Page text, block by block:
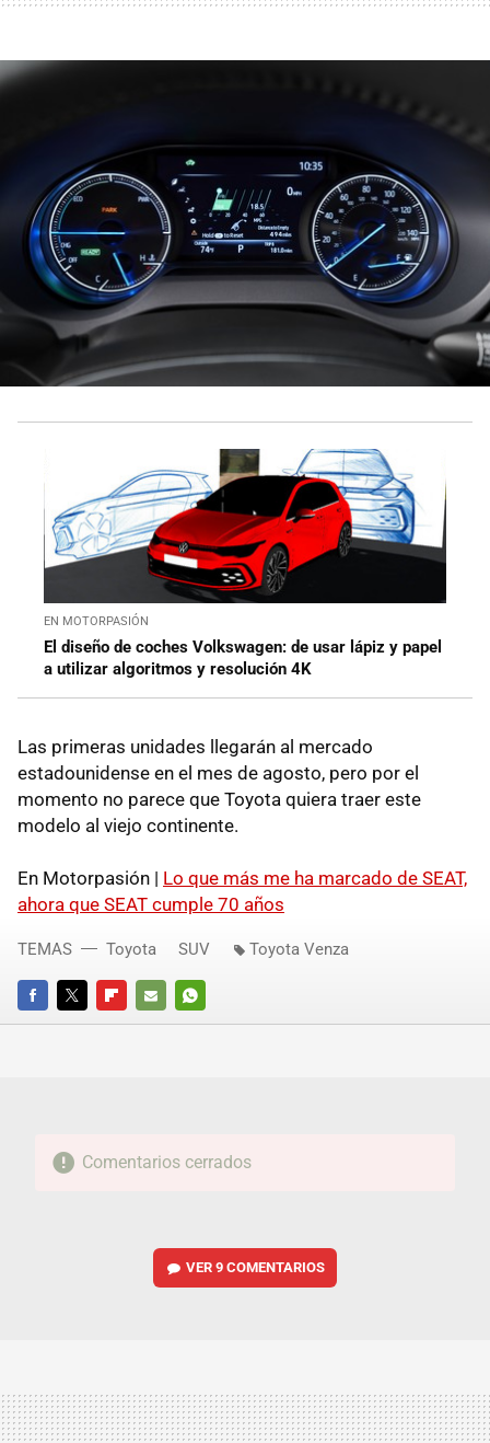
EN MOTORPASIÓN
El diseño de coches Volkswagen: de usar lápiz y papel
a utilizar algoritmos y resolución 4K
Las primeras unidades llegarán al mercado
estadounidense en el mes de agosto, pero por el
momento no parece que Toyota quiera traer este
modelo al viejo continente.
En Motorpasión | Lo que más me ha marcado de SEAT,
ahora que SEAT cumple 70 años
FACEBOOKTWITTERFLIPBOARD
E-
WHATSAPP
TEMAS Toyota SUV Toyota Venza
Comentarios cerrados
VER9 COMENTARIOS